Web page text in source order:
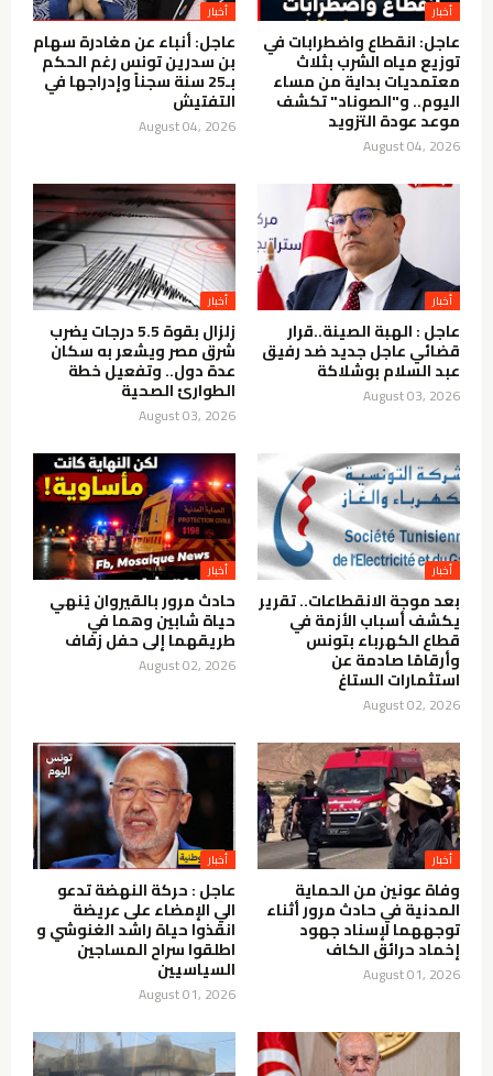
أخبار
عاجل: انقطاع واضطرابات في
توزيع مياه الشرب بثلاث
معتمديات بداية من مساء
اليوم.. و"الصوناد" تكشف
موعد عودة التزويد
August 04, 2026
أخبار
عاجل: أنباء عن مغادرة سهام
بن سدرين تونس رغم الحكم
بـ25 سنة سجناً وإدراجها في
التفتيش
August 04, 2026
أخبار
عاجل : الهبة الصينة..قرار
قضائي عاجل جديد ضد رفيق
عبد السلام بوشلاكة
August 03, 2026
أخبار
زلزال بقوة 5.5 درجات يضرب
شرق مصر ويشعر به سكان
عدة دول.. وتفعيل خطة
الطوارئ الصحية
August 03, 2026
أخبار
بعد موجة الانقطاعات.. تقرير
يكشف أسباب الأزمة في
قطاع الكهرباء بتونس
وأرقامًا صادمة عن
استثمارات الستاغ
August 02, 2026
أخبار
حادث مرور بالقيروان يُنهي
حياة شابين وهما في
طريقهما إلى حفل زفاف
August 02, 2026
أخبار
وفاة عونين من الحماية
المدنية في حادث مرور أثناء
توجههما لإسناد جهود
إخماد حرائق الكاف
August 01, 2026
أخبار
عاجل : حركة النهضة تدعو
الي الإمضاء على عريضة
انقذوا حياة راشد الغنوشي و
اطلقوا سراح المساجين
السياسيين
August 01, 2026